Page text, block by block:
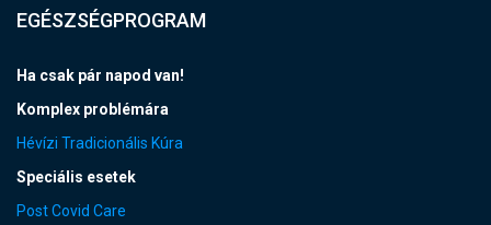
EGÉSZSÉGPROGRAM
Ha csak pár napod van!
Komplex problémára
Hévízi Tradicionális Kúra
Speciális esetek
Post Covid Care